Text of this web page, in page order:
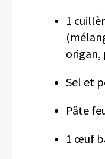
1
origan,
Sel et
Pâte
1 œuf